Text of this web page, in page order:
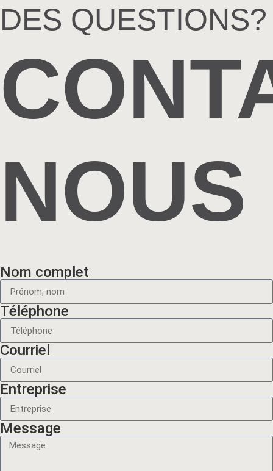
DES QUESTIONS?
NOUS
Nom complet
Téléphone
Courriel
Entreprise
Message